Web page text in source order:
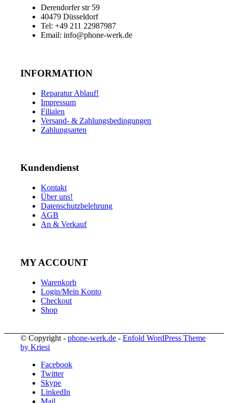
Derendorfer str 59
40479 Düsseldorf
Tel: +49 211 22987987
Email: info@phone-werk.de
INFORMATION
Reparatur Ablauf!
Impressum
Filialen
Versand- & Zahlungsbedingungen
Zahlungsarten
Kundendienst
Kontakt
Über uns!
Datenschutzbelehrung
AGB
An & Verkauf
MY ACCOUNT
Warenkorb
Login/Mein Konto
Checkout
Shop
© Copyright -phone-werk.de -Enfold WordPress Theme
by Kriesi
Facebook
Twitter
Skype
LinkedIn
Mail